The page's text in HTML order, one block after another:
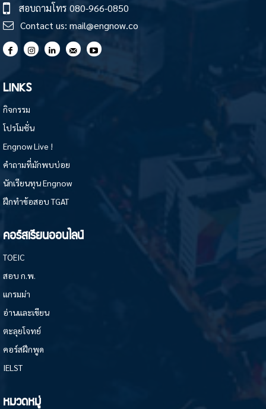
สอบถามโทร 080-966-0850
Contact us: mail@engnow.co
LINKS
กิจกรรม
โปรโมชั่น
Engnow Live !
คำถามที่มักพบบ่อย
นักเรียนทุน Engnow
ฝึกทำข้อสอบ TGAT
คอร์สเรียนออนไลน์
TOEIC
สอบ ก.พ.
แกรมม่า
อ่านและเขียน
ตะลุยโจทย์
คอร์สฝึกพูด
IELST
หมวดหมู่